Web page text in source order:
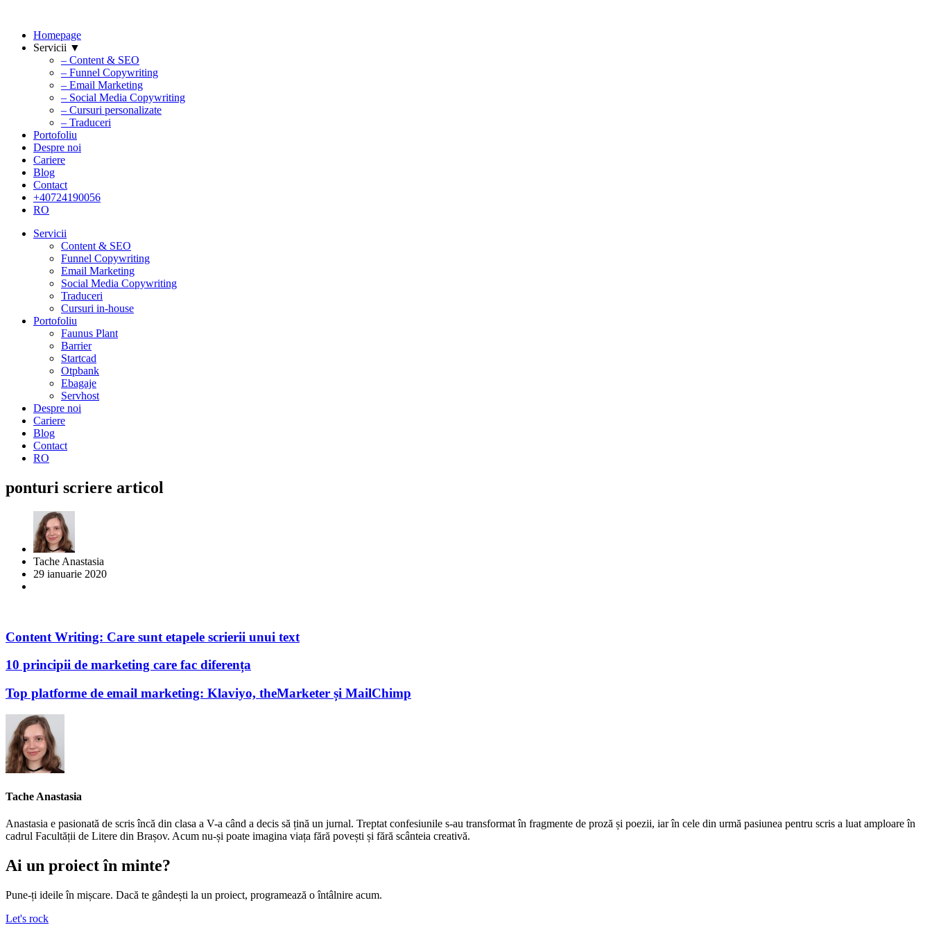
Homepage
Servicii ▼
– Content & SEO
– Funnel Copywriting
– Email Marketing
– Social Media Copywriting
– Cursuri personalizate
– Traduceri
Portofoliu
Despre noi
Cariere
Blog
Contact
+40724190056
RO
Servicii
Content & SEO
Funnel Copywriting
Email Marketing
Social Media Copywriting
Traduceri
Cursuri in-house
Portofoliu
Faunus Plant
Barrier
Startcad
Otpbank
Ebagaje
Servhost
Despre noi
Cariere
Blog
Contact
RO
ponturi scriere articol
Tache Anastasia
29 ianuarie 2020
Content Writing: Care sunt etapele scrierii unui text
10 principii de marketing care fac diferența
Top platforme de email marketing: Klaviyo, theMarketer și MailChimp
Tache Anastasia
Anastasia e pasionată de scris încă din clasa a V-a când a decis să țină un jurnal. Treptat confesiunile s-au transformat în fragmente de proză și poezii, iar în cele din urmă pasiunea pentru scris a luat amploare în
cadrul Facultății de Litere din Brașov. Acum nu-și poate imagina viața fără povești și fără scânteia creativă.
Ai un proiect în minte?
Pune-ți ideile în mișcare. Dacă te gândești la un proiect, programează o întâlnire acum.
Let's rock